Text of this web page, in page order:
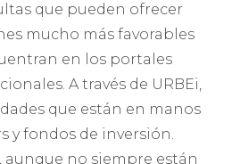
que pueden ofrecer
mucho más favorables
en los portales
A través de URBEi,
que están en manos
y fondos de inversión.
aunque no siempre están